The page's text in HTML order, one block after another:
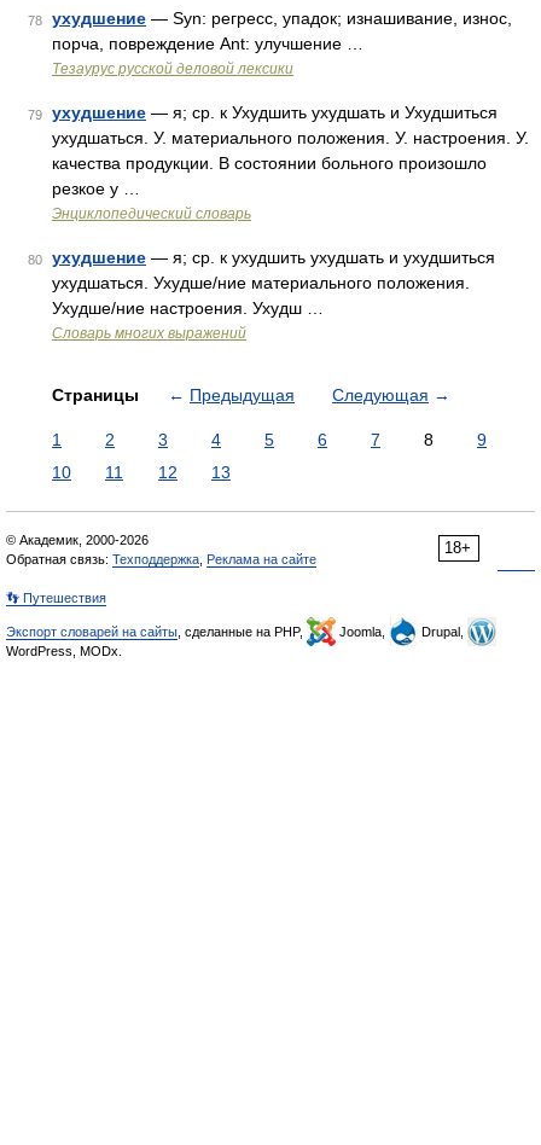
78 ухудшение — Syn: регресс, упадок; изнашивание, износ,
порча, повреждение Ant: улучшение …
Тезаурус русской деловой лексики
79 ухудшение — я; ср. к Ухудшить ухудшать и Ухудшиться
ухудшаться. У. материального положения. У. настроения. У.
качества продукции. В состоянии больного произошло
резкое у …
Энциклопедический словарь
80 ухудшение — я; ср. к ухудшить ухудшать и ухудшиться
ухудшаться. Ухудше/ние материального положения.
Ухудше/ние настроения. Ухудш …
Словарь многих выражений
Страницы ← Предыдущая Следующая →
1 2 3 4 5 6 7 8
9
10
11 12 13
18+
© Академик, 2000-2026
Обратная связь: Техподдержка Реклама на сайте
👣 Путешествия
Экспорт словарей на сайты , сделанные на PHP, Joomla,
Drupal,
WordPress, MODx.